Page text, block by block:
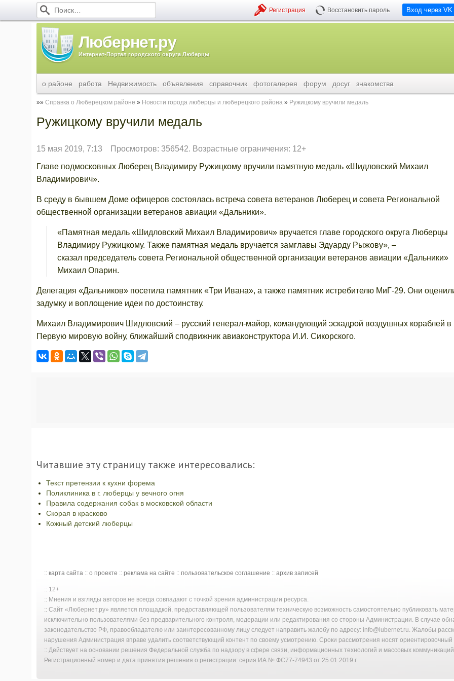
Вход через VK
Регистрация Восстановить пароль
Любернет.ру
Интернет-Портал городского округа Люберцы
о районе работа Недвижимость объявления справочник фотогалерея форум досуг знакомства
Справка о Люберецком районе Новости города люберцы и люберецкого района Ружицкому вручили медаль
Ружицкому вручили медаль
15 мая 2019, 7:13 Просмотров: 356542. Возрастные ограничения: 12+
Главе подмосковных Люберец Владимиру Ружицкому вручили памятную медаль «Шидловский Михаил
Владимирович».
В среду в бывшем Доме офицеров состоялась встреча совета ветеранов Люберец и совета Региональной
общественной организации ветеранов авиации «Дальники».
«Памятная медаль «Шидловский Михаил Владимирович» вручается главе городского округа Люберцы
Владимиру Ружицкому. Также памятная медаль вручается замглавы Эдуарду Рыжову», –
сказал председатель совета Региональной общественной организации ветеранов авиации «Дальники»
Михаил Опарин.
Делегация «Дальников» посетила памятник «Три Ивана», а также памятник истребителю МиГ-29. Они
задумку и воплощение идеи по достоинству.
Михаил Владимирович Шидловский – русский генерал-майор, командующий эскадрой воздушных кораблей в
Первую мировую войну, ближайший сподвижник авиаконструктора И.И. Сикорского.
Читавшие эту страницу также интересовались:
Текст претензии к кухни форема
Поликлиника в г. люберцы у вечного огня
Правила содержания собак в московской области
Скорая в красково
Кожный детский люберцы
:: карта сайта :: о проекте :: реклама на сайте :: пользовательское соглашение :: архив записей
:: 12+
:: Мнения и взгляды авторов не всегда совпадают с точкой зрения администрации ресурса.
:: Сайт «Любернет.ру» является площадкой, предоставляющей пользователям техническую возможность самостоятельно публиковать
исключительно пользователями без предварительного контроля, модерации или редактирования со стороны Администрации. В случае
законодательство РФ, правообладателю или заинтересованному лицу следует направить жалобу по адресу: info@lubernet.ru. Жалобы
нарушения Администрация вправе удалить соответствующий контент по своему усмотрению. Сроки рассмотрения носят
:: Действует на основании решения Федеральной служба по надзору в сфере связи, информационных технологий и массовых
Регистрационный номер и дата принятия решения о регистрации: серия ИА № ФС77-74943 от 25.01.2019 г.